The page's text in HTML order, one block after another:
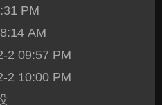
PM
AM
2 09:57 PM
2 10:00 PM